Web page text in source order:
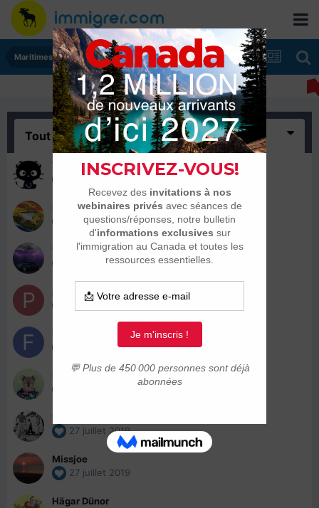
Maritimes
Tout(13)
Wonderchoup
29 juillet 2019
Emi-Gui
28 juillet 2019
fanf325
28 juillet 2019
patricknesta
28 juillet 2019
27 juillet 2019
Djess
thegreatescape
27 juillet 2019
Missjoe
27 juillet 2019
Hägar Dünor